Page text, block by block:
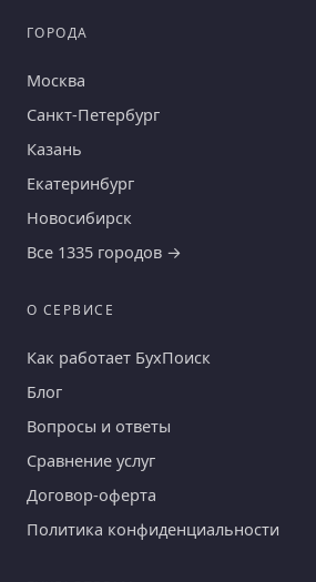
ГОРОДА
Москва
Санкт-Петербург
Казань
Екатеринбург
Новосибирск
Все 1335 городов →
О СЕРВИСЕ
Как работает БухПоиск
Блог
Вопросы и ответы
Сравнение услуг
Договор-оферта
Политика конфиденциальности